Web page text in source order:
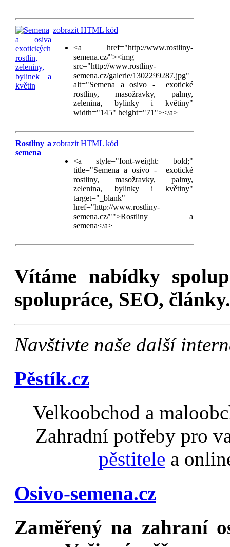
zobrazit HTML kód
<a href="http://www.rostliny-
semena.cz/"><img
src="http://www.rostliny-
semena.cz/galerie/1302299287.jpg"
alt="Semena a osivo - exotické
rostliny, masožravky, palmy,
zelenina, bylinky i květiny"
width="145" height="71"></a>
Rostliny a
semena
zobrazit HTML kód
<a style="font-weight: bold;"
title="Semena a osivo - exotické
rostliny, masožravky, palmy,
zelenina, bylinky i květiny"
target="_blank"
href="http://www.rostliny-
semena.cz/"">Rostliny a
semena</a>
Vítáme nabídky
spolupráce, SEO,
Navštivte naše další
Pěstík.cz
Velkoobchod a
Zahradní potřeby pro
pěstitele a
Osivo-semena.cz
Zaměřený na zahraní